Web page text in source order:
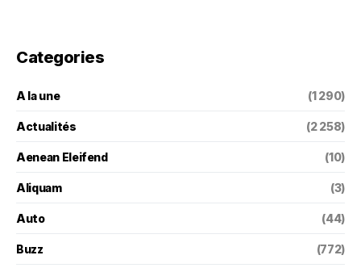
Categories
A la une (1 290)
Actualités (2 258)
Aenean Eleifend (10)
Aliquam (3)
Auto (44)
Buzz (772)